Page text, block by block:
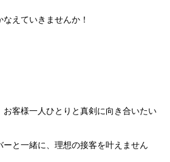
えていきませんか！
お客様一人ひとりと真剣に向き合いたい
ーと一緒に、理想の接客を叶えません